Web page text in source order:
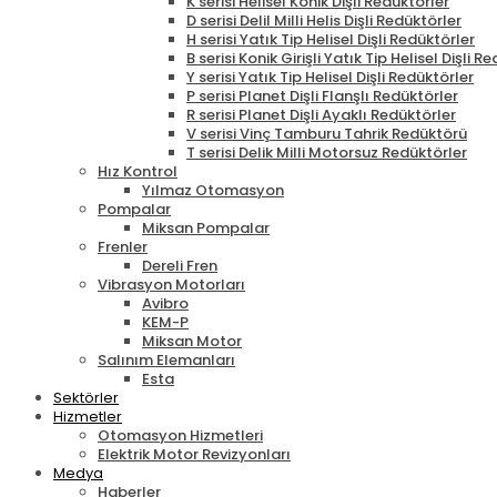
D serisi Delil Milli Helis Dişli Redüktörler
H serisi Yatık Tip Helisel Dişli Redüktörler
B serisi Konik Girişli Yatık Tip Helisel Dişli
Y serisi Yatık Tip Helisel Dişli Redüktörler
P serisi Planet Dişli Flanşlı Redüktörler
R serisi Planet Dişli Ayaklı Redüktörler
V serisi Vinç Tamburu Tahrik Redüktörü
T serisi Delik Milli Motorsuz Redüktörler
Hız Kontrol
Yılmaz Otomasyon
Pompalar
Miksan Pompalar
Frenler
Dereli Fren
Vibrasyon Motorları
Avibro
KEM-P
Miksan Motor
Salınım Elemanları
Esta
Sektörler
Hizmetler
Otomasyon Hizmetleri
Elektrik Motor Revizyonları
Medya
Haberler